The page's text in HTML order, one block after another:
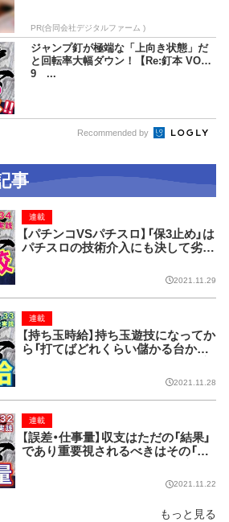
PR(合同会社デジタルファーム )
ジャンプ釘が極端な「上向き状態」だ
と回転率大幅ダウン！【Re:釘本 VOL.
9 ...
Recommended by
事
【パチンコVSパチスロ】「保3止め」は
パチスロの技術介入にも決して劣ら
連載
2021.11.29
【持ち玉時給】持ち玉遊技になってか
ら「打てばどれくらい儲かる台か？」
連載
2021.11.28
【誤差・仕事量】収支はただの「結果」
であり重要視されるべきはその「過
連載
2021.11.22
もっと見る